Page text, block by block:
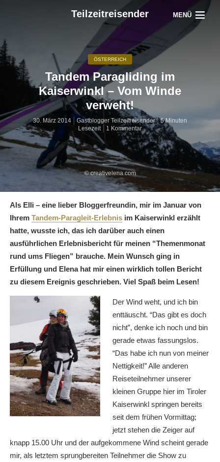
Teilzeitreisender MENÜ
© creativelena.com
ÖSTERREICH
Tandem Paragliding im
Kaiserwinkl – Vom Winde
verweht!
30. März 2014 Gastblogger Teilzeitreisender
5 Minuten
Lesezeit
1 Kommentar
Als Elli – eine lieber Bloggerfreundin, mir im Januar von
Ihrem Tandem-Paragleit-Erlebnis im Kaiserwinkl erzählt
hatte, wusste ich, das ich darüber auch einen
ausführlichen Erlebnisbericht für meinen “Themenmonat
rund ums Fliegen” brauche. Mein Wunsch ging in
Erfüllung und Elena hat mir einen wirklich tollen Bericht
zu diesem Ereignis geschrieben. Viel Spaß beim Lesen!
Der Wind weht, und ich bin
enttäuscht. “Das gibt es doch
nicht”, denke ich noch und bin
gerade etwas fassungslos.
“Das habe ich nun von meiner
Nettigkeit!” Alle anderen
Reiseteilnehmer unserer
kleinen Gruppe hier im Tiroler
Kaiserwinkl springen bereits
seit dem frühen Vormittag;
jetzt stehen die Zeiger auf
knapp 15.00 Uhr und der aufgekommene Wind scheint gerade
mir, als letztem sprungbereiten Teilnehmer die Show zu